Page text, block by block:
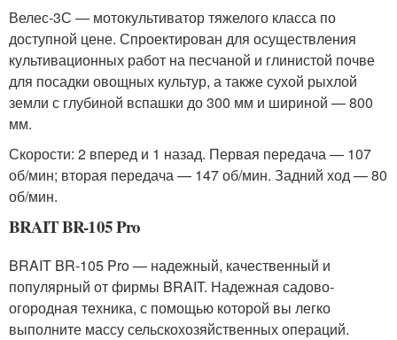
Велес-3С — мотокультиватор тяжелого класса по
доступной цене. Спроектирован для осуществления
культивационных работ на песчаной и глинистой почве
для посадки овощных культур, а также сухой рыхлой
земли с глубиной вспашки до 300 мм и шириной — 800
мм.
Скорости: 2 вперед и 1 назад. Первая передача — 107
об/мин; вторая передача — 147 об/мин. Задний ход — 80
об/мин.
BRAIT BR-105 Pro
BRAIT BR-105 Pro — надежный, качественный и
популярный от фирмы BRAIT. Надежная садово-
огородная техника, с помощью которой вы легко
выполните массу сельскохозяйственных операций.